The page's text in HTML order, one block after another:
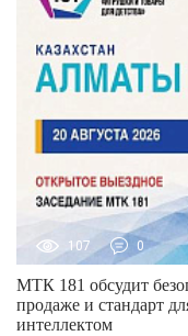
107 0
МТК 181 обсудит
продаже и стандарт
интеллектом